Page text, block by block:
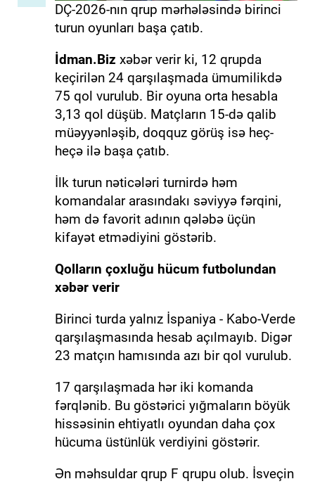
DÇ-2026-nın qrup mərhələsində birinci
turun oyunları başa çatıb.
İdman.Biz xəbər verir ki, 12 qrupda
keçirilən 24 qarşılaşmada ümumilikdə
75 qol vurulub. Bir oyuna orta hesabla
3,13 qol düşüb. Matçların 15-də qalib
müəyyənləşib, doqquz görüş isə heç-
heçə ilə başa çatıb.
İlk turun nəticələri turnirdə həm
komandalar arasındakı səviyyə fərqini,
həm də favorit adının qələbə üçün
kifayət etmədiyini göstərib.
Qolların çoxluğu hücum futbolundan
xəbər verir
Birinci turda yalnız İspaniya - Kabo-Verde
qarşılaşmasında hesab açılmayıb. Digər
23 matçın hamısında azı bir qol vurulub.
17 qarşılaşmada hər iki komanda
fərqlənib. Bu göstərici yığmaların böyük
hissəsinin ehtiyatlı oyundan daha çox
hücuma üstünlük verdiyini göstərir.
Ən məhsuldar qrup F qrupu olub. İsveçin